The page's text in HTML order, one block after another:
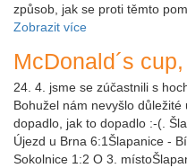
způsob, jak se proti těmto
Zobrazit více
McDonald´s
24. 4. jsme se zúčastnili s
Bohužel nám nevyšlo
dopadlo, jak to dopadlo :-(.
Újezd u Brna 6:1Šlapanice -
Sokolnice 1:2 O 3.